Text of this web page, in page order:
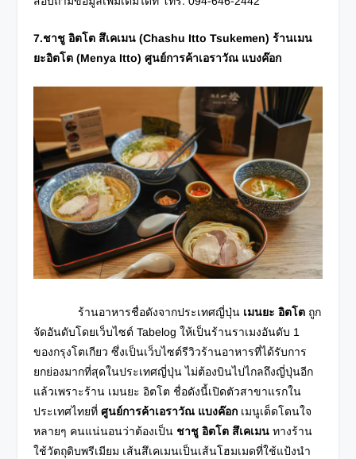
7.ชาชู อิตโต สึเคเมน (Chashu Itto Tsukemen) ร้านเมน
ยะอิตโต (Menya Itto) ศูนย์การค้าเอราวัณ แบงค๊อก
ร้านอาหารชื่อดังจากประเทศญี่ปุ่น เมนยะ อิตโต ถูก
จัดอันดับโดยเว็บไซต์ Tabelog ให้เป็นร้านราเมงอันดับ 1
ของกรุงโตเกียว ซึ่งเป็นเว็บไซต์รีวิวร้านอาหารที่ได้รับการ
ยกย่องมากที่สุดในประเทศญี่ปุ่น ไม่ต้องบินไปไกลถึงญี่ปุ่นอีก
แล้วเพราะร้าน เมนยะ อิตโต ชื่อดังนี้เปิดตัวสาขาแรกใน
ประเทศไทยที่ศูนย์การค้าเอราวัณ แบงค๊อก เมนูเด็ดโดนใจ
หลายๆ คนแน่นอนว่าต้องเป็น ชาชู อิตโต สึเคเมน ทางร้าน
ใช้วัตถุดิบพรีเมียม เส้นสึเคเมนเป็นเส้นโฮมเมดที่ใช้แป้งนำ